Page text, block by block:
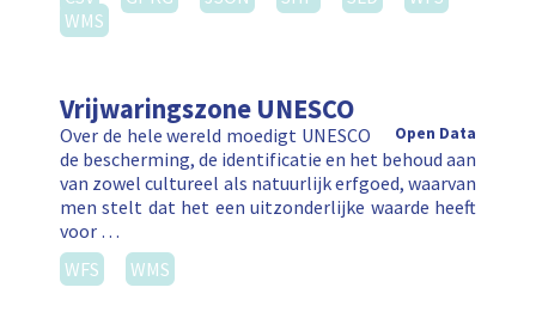
WMS
Vrijwaringszone UNESCO
Open Data
Over de hele wereld moedigt UNESCO
de bescherming, de identificatie en het behoud aan
van zowel cultureel als natuurlijk erfgoed, waarvan
men stelt dat het een uitzonderlijke waarde heeft
voor …
WFS
WMS